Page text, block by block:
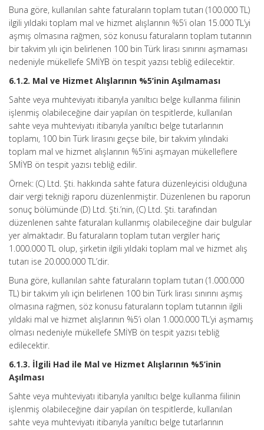
Buna göre, kullanılan sahte faturaların toplam tutarı (100.000 TL)
ilgili yıldaki toplam mal ve hizmet alışlarının %5’i olan 15.000 TL’yi
aşmış olmasına rağmen, söz konusu faturaların toplam tutarının
bir takvim yılı için belirlenen 100 bin Türk lirası sınırını aşmaması
nedeniyle mükellefe SMİYB ön tespit yazısı tebliğ edilecektir.
6.1.2. Mal ve Hizmet Alışlarının %5’inin Aşılmaması
Sahte veya muhteviyatı itibarıyla yanıltıcı belge kullanma fiilinin
işlenmiş olabileceğine dair yapılan ön tespitlerde, kullanılan
sahte veya muhteviyatı itibarıyla yanıltıcı belge tutarlarının
toplamı, 100 bin Türk lirasını geçse bile, bir takvim yılındaki
toplam mal ve hizmet alışlarının %5’ini aşmayan mükelleflere
SMİYB ön tespit yazısı tebliğ edilir.
Örnek: (C) Ltd. Şti. hakkında sahte fatura düzenleyicisi olduğuna
dair vergi tekniği raporu düzenlenmiştir. Düzenlenen bu raporun
sonuç bölümünde (D) Ltd. Şti.’nin, (C) Ltd. Şti. tarafından
düzenlenen sahte faturaları kullanmış olabileceğine dair bulgular
yer almaktadır. Bu faturaların toplam tutarı vergiler hariç
1.000.000 TL olup, şirketin ilgili yıldaki toplam mal ve hizmet alış
tutarı ise 20.000.000 TL’dir.
Buna göre, kullanılan sahte faturaların toplam tutarı (1.000.000
TL) bir takvim yılı için belirlenen 100 bin Türk lirası sınırını aşmış
olmasına rağmen, söz konusu faturaların toplam tutarının ilgili
yıldaki mal ve hizmet alışlarının %5’i olan 1.000.000 TL’yi aşmamış
olması nedeniyle mükellefe SMİYB ön tespit yazısı tebliğ
edilecektir.
6.1.3. İlgili Had ile Mal ve Hizmet Alışlarının %5’inin
Aşılması
Sahte veya muhteviyatı itibarıyla yanıltıcı belge kullanma fiilinin
işlenmiş olabileceğine dair yapılan ön tespitlerde, kullanılan
sahte veya muhteviyatı itibarıyla yanıltıcı belge tutarlarının